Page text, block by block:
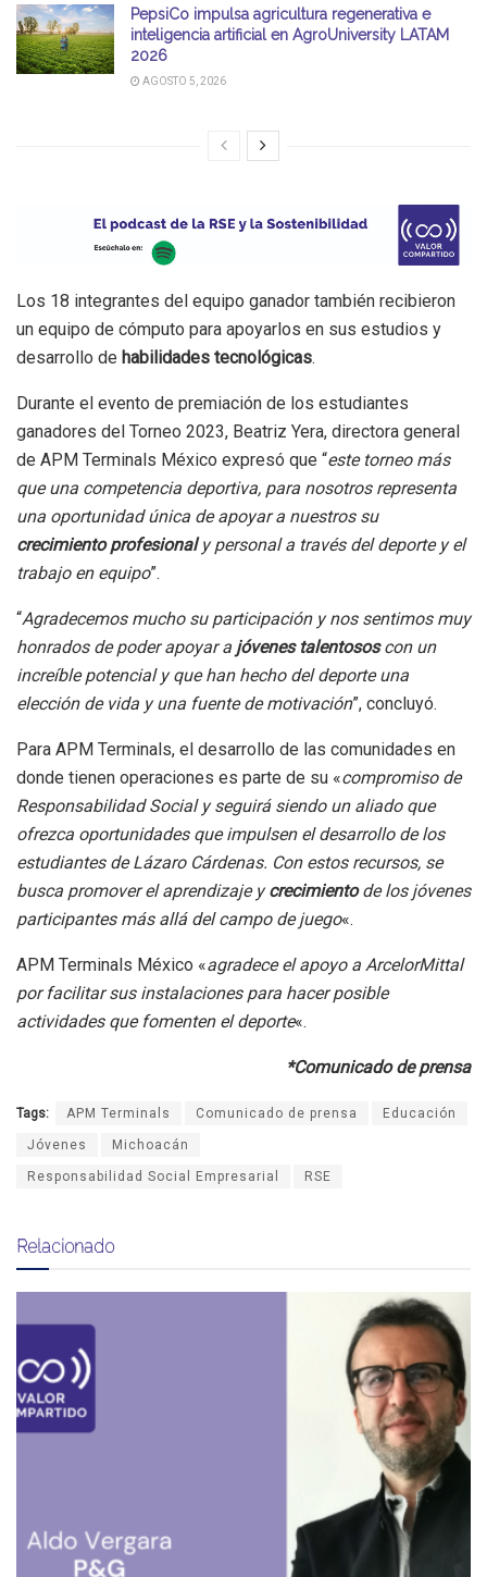
PepsiCo impulsa agricultura regenerativa e
inteligencia artificial en AgroUniversity LATAM
2026
AGOSTO 5, 2026
Los 18 integrantes del equipo ganador también recibieron
un equipo de cómputo para apoyarlos en sus estudios y
desarrollo de habilidades tecnológicas.
Durante el evento de premiación de los estudiantes
ganadores del Torneo 2023, Beatriz Yera, directora general
de APM Terminals México expresó que “este torneo más
que una competencia deportiva, para nosotros representa
una oportunidad única de apoyar a nuestros su
crecimiento profesionaly personal a través del deporte y el
trabajo en equipo”.
“Agradecemos mucho su participación y nos sentimos muy
honrados de poder apoyar a jóvenes talentososcon un
increíble potencial y que han hecho del deporte una
elección de vida y una fuente de motivación”, concluyó.
Para APM Terminals, el desarrollo de las comunidades en
donde tienen operaciones es parte de su «compromiso de
Responsabilidad Social y seguirá siendo un aliado que
ofrezca oportunidades que impulsen el desarrollo de los
estudiantes de Lázaro Cárdenas. Con estos recursos, se
busca promover el aprendizaje ycrecimientode los jóvenes
participantes más allá del campo de juego«.
APM Terminals México «agradece el apoyo a ArcelorMittal
por facilitar sus instalaciones para hacer posible
actividades que fomenten el deporte«.
*Comunicado de prensa
Tags: APM Terminals Comunicado de prensa Educación
Jóvenes Michoacán
Responsabilidad Social Empresarial RSE
Relacionado